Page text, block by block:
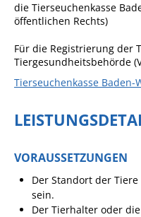
die Tierseuchenkasse
öffentlichen Rechts)
Für die Registrierung der
Tiergesundheitsbehörde
Tierseuchenkasse Baden-
VORAUSSETZUNGEN
Der Standort der
sein.
Der Tierhalter oder